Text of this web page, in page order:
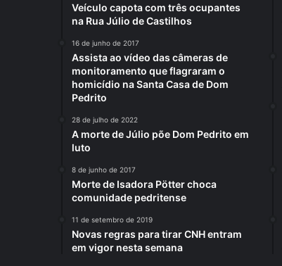
Veículo capota com três ocupantes
na Rua Júlio de Castilhos
16 de junho de 2017
Assista ao vídeo das câmeras de
monitoramento que flagraram o
homicídio na Santa Casa de Dom
Pedrito
28 de julho de 2022
A morte de Júlio põe Dom Pedrito em
luto
8 de junho de 2017
Morte de Isadora Pötter choca
comunidade pedritense
11 de setembro de 2019
Novas regras para tirar CNH entram
em vigor nesta semana